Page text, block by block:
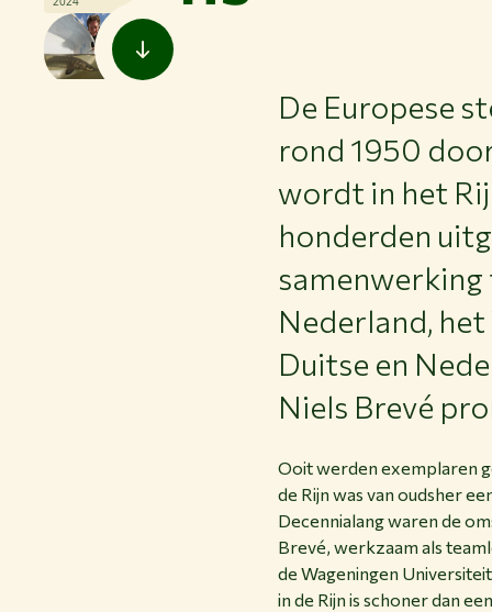
De Europese
rond 1950
wordt in het
honderden
samenwerking
Nederland, het
Duitse en
Niels Brevé
Ooit werden exemplaren
de Rijn was van oudsher
Decennialang waren de
Brevé, werkzaam als
de Wageningen
in de Rijn is schoner dan